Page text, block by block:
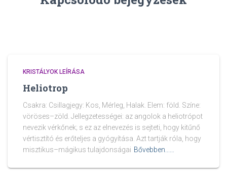
KRISTÁLYOK LEÍRÁSA
Heliotrop
Csakra: Csillagjegy: Kos, Mérleg, Halak. Elem: föld. Színe:
vöröses–zöld. Jellegzetességei: az angolok a heliotrópot
nevezik vérkőnek; s ez az elnevezés is sejteti, hogy kitűnő
vértisztító és erőteljes a gyógyítása. Azt tartják róla, hogy
misztikus–mágikus tulajdonságai Bővebben...…